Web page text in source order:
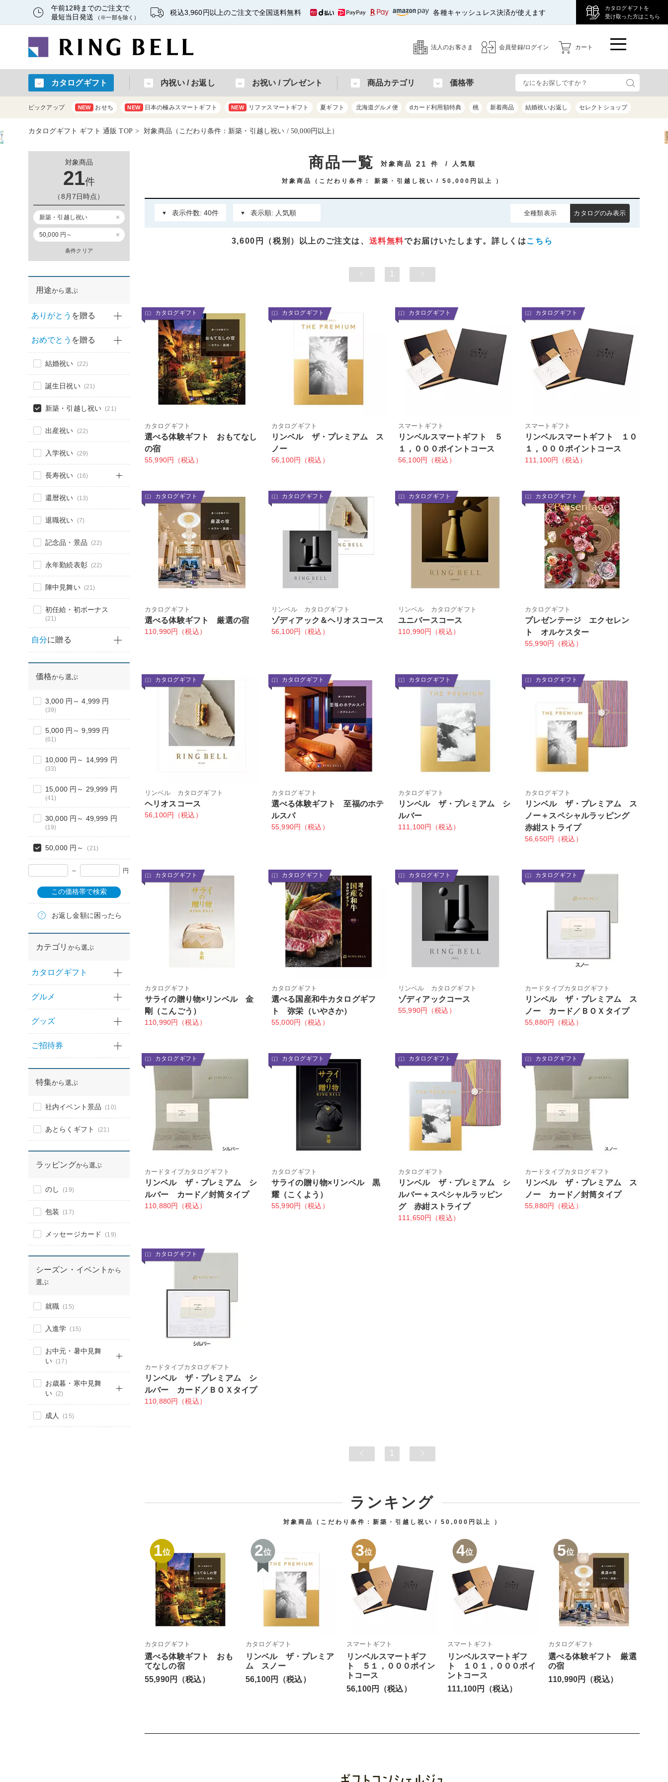
午前12時までのご注文で
最短当日発送
（※一部を除く）
税込3,960円以上のご注文で全国送料無料 各種キャッシュレス決済が使えます
カタログギフトを
受け取った方はこちら
法人のお客さま 会員登録/ログイン カート
カタログギフト 内祝い / お返し お祝い / プレゼント 商品カテゴリ 価格帯
ピックアップ NEW おせち NEW 日本の極みスマートギフト NEW リファスマートギフト 夏ギフト 北海道グルメ便 dカード利用額特典 桃 新着商品 結婚祝いお返し セレクトショップ
カタログギフト ギフト 通販 TOP 対象商品（こだわり条件：新築・引越し祝い / 50,000円以上）
対象商品
21件
（8月7日時点）
新築・引越し祝い
50,000 円～
条件クリア
用途から選ぶ
ありがとう を贈る
おめでとう を贈る
結婚祝い (22)
誕生日祝い (21)
新築・引越し祝い (21)
出産祝い (22)
入学祝い (29)
長寿祝い (16)
還暦祝い (13)
退職祝い (7)
記念品・景品 (22)
永年勤続表彰 (22)
陣中見舞い (21)
初任給・初ボーナス
(21)
自分に贈る
価格から選ぶ
3,000 円～ 4,999 円
(39)
5,000 円～ 9,999 円
(61)
10,000 円～ 14,999 円
(33)
15,000 円～ 29,999 円
(41)
30,000 円～ 49,999 円
(19)
50,000 円～ (21)
～ 円
この価格帯で検索
お返し金額に困ったら
カテゴリ から選ぶ
カタログギフト
グルメ
グッズ
ご招待券
特集から選ぶ
社内イベント景品 (10)
あとらくギフト (21)
ラッピングから選ぶ
のし (19)
包装 (17)
メッセージカード (19)
シーズン・イベントから
選ぶ
就職 (15)
入進学 (15)
お中元・暑中見舞
い (17)
お歳暮・寒中見舞
い (2)
成人 (15)
商品一覧 対象商品 21 件 / 人気順
対象商品（こだわり条件： 新築・引越し祝い 50,000円以上 ）
全種類表示 カタログのみ表示
3,600円（税別）以上のご注文は、 送料無料でお届けいたします。詳しくはこちら
1
カタログギフト
カタログギフト
選べる体験ギフト おもてなし
の宿
55,990円（税込）
カタログギフト
カタログギフト
リンベル ザ・プレミアム ス
ノー
56,100円（税込）
カタログギフト
スマートギフト
リンベルスマートギフト ５
１，０００ポイントコース
56,100円（税込）
カタログギフト
スマートギフト
リンベルスマートギフト １０
１，０００ポイントコース
111,100円（税込）
カタログギフト
カタログギフト
選べる体験ギフト 厳選の宿
110,990円（税込）
カタログギフト
リンベル カタログギフト
ゾディアック＆ヘリオスコース
56,100円（税込）
カタログギフト
リンベル カタログギフト
ユニバースコース
110,990円（税込）
カタログギフト
カタログギフト
プレゼンテージ エクセレン
ト オルケスター
55,990円（税込）
カタログギフト
リンベル カタログギフト
ヘリオスコース
56,100円（税込）
カタログギフト
カタログギフト
選べる体験ギフト 至福のホテ
ルスパ
55,990円（税込）
カタログギフト
カタログギフト
リンベル ザ・プレミアム シ
ルバー
111,100円（税込）
カタログギフト
カタログギフト
リンベル ザ・プレミアム ス
ノー＋スペシャルラッピング
赤紺ストライプ
56,650円（税込）
カタログギフト
カタログギフト
サライの贈り物×リンベル 金
剛（こんごう）
110,990円（税込）
カタログギフト
カタログギフト
選べる国産和牛カタログギフ
ト 弥栄（いやさか）
55,000円（税込）
カタログギフト
リンベル カタログギフト
ゾディアックコース
55,990円（税込）
カタログギフト
カードタイプカタログギフト
リンベル ザ・プレミアム ス
ノー カード／ＢＯＸタイプ
55,880円（税込）
カタログギフト
カードタイプカタログギフト
リンベル ザ・プレミアム シ
ルバー カード／封筒タイプ
110,880円（税込）
カタログギフト
カタログギフト
サライの贈り物×リンベル 黒
耀（こくよう）
55,990円（税込）
カタログギフト
カタログギフト
リンベル ザ・プレミアム シ
ルバー＋スペシャルラッピン
グ 赤紺ストライプ
111,650円（税込）
カタログギフト
カードタイプカタログギフト
リンベル ザ・プレミアム ス
ノー カード／封筒タイプ
55,880円（税込）
カタログギフト
カードタイプカタログギフト
リンベル ザ・プレミアム シ
ルバー カード／ＢＯＸタイプ
110,880円（税込）
1
ランキング
対象商品（こだわり条件： 新築・引越し祝い 50,000円以上 ）
1位
カタログギフト
選べる体験ギフト おも
てなしの宿
55,990円（税込）
2位
カタログギフト
リンベル ザ・プレミア
ム スノー
56,100円（税込）
3位
スマートギフト
リンベルスマートギフ
ト ５１，０００ポイン
トコース
56,100円（税込）
4位
スマートギフト
リンベルスマートギフ
ト １０１，０００ポイ
ントコース
111,100円（税込）
5位
カタログギフト
選べる体験ギフト 厳選
の宿
110,990円（税込）